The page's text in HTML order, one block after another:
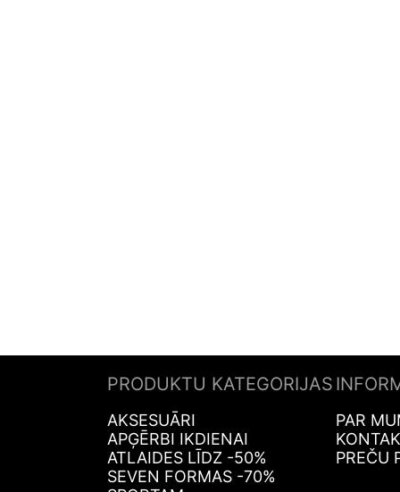
PRODUKTU KATEGORIJAS
AKSESUĀRI
APĢĒRBI IKDIENAI
ATLAIDES LĪDZ -50%
SEVEN FORMAS -70%
PAR
PREČU